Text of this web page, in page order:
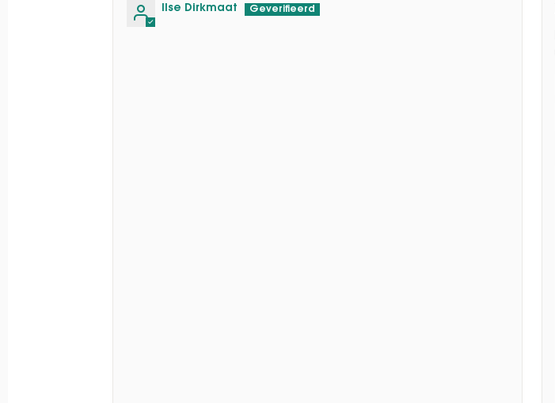
Ilse Dirkmaat